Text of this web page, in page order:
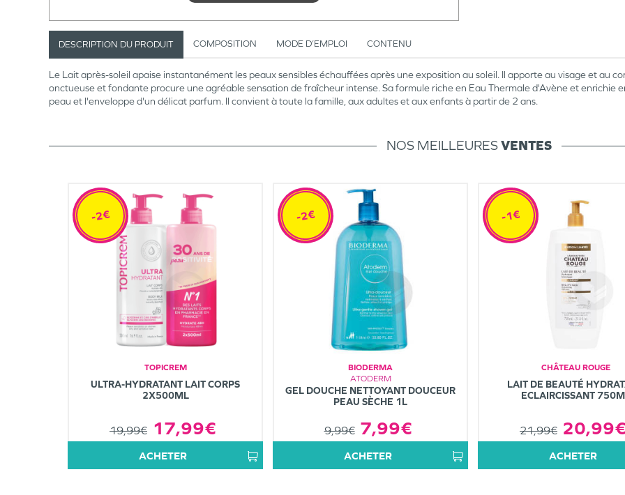
DESCRIPTION DU PRODUIT COMPOSITION MODE D’EMPLOI CONTENU
Le Lait après-soleil apaise instantanément les peaux sensibles échauffées après une exposition au soleil. Il apporte au visage et au
onctueuse et fondante procure une agréable sensation de fraîcheur intense. Sa formule riche en Eau Thermale d'Avène et enrichie
peau et l'enveloppe d'un délicat parfum. Il convient à toute la famille, aux adultes et aux enfants à partir de 2 ans.
NOS MEILLEURESVENTES
TOPICREM
ULTRA-HYDRATANT LAIT CORPS
2X500ML
19,99€ 17,99€
-2€
ACHETER
BIODERMA
ATODERM
GEL DOUCHE NETTOYANT DOUCEUR
PEAU SÈCHE 1L
9,99€ 7,99€
-2€
ACHETER
CHÂTEAU ROUGE
LAIT DE BEAUTÉ
ECLAIRCISSANT
21,99€ 20,99€
-1€
ACHETER